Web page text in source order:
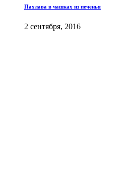
Пахлава в чашках из печенья
2 сентября, 2016